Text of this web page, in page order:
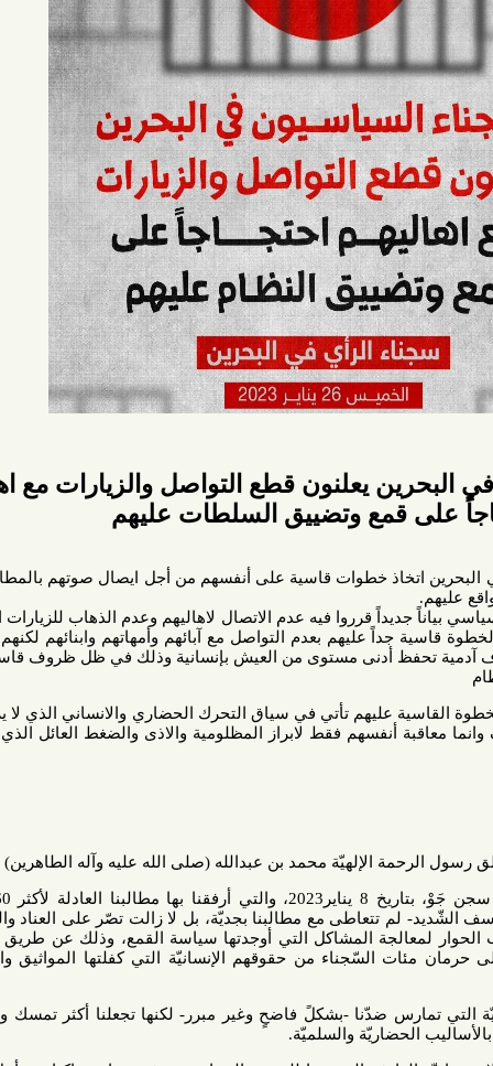
يعلنون قطع التواصل والزيارات مع اهاليهم
قمع وتضييق السلطات عليهم
خطوات قاسية على أنفسهم من أجل ايصال صوتهم بالمطالبة بتوفير
سياسي بياناً جديداً قرروا فيه عدم الاتصال لاهاليهم وعدم الذهاب للزيارات المخصصة
جداً عليهم بعدم التواصل مع آبائهم وأمهاتهم وابنائهم لكنهم مضطرين
أدنى مستوى من العيش بإنسانية وذلك في ظل ظروف قاسية انسانيا
عليهم تأتي في سياق التحرك الحضاري والانساني الذي لا يريدون فيه
فقط لابراز المظلومية والاذى والضغط العائل الذي يتعرضون
الإلهيّة محمد بن عبدالله (صلى الله عليه وآله الطاهرين)
بعد أن قدّمنا عريضة إلى إدارة سجن جَوْ، بتاريخ 8 يناير2023، والتي أرفقنا بها مطالبنا العادلة لأكثر 660 سجين
تتعاطى مع مطالبنا بجديّة، بل لا زالت تصّر على العناد والعلو وعدم
المشاكل التي أوجدتها سياسة القمع، وذلك عن طريق الاجراءات
السّجناء من حقوقهم الإنسانيّة التي كفلتها المواثيق والمعاهدات
ضدّنا -بشكلً فاضحٍ وغير مبرر- لكنها تجعلنا أكثر تمسك وثبات على
والسلميّة.